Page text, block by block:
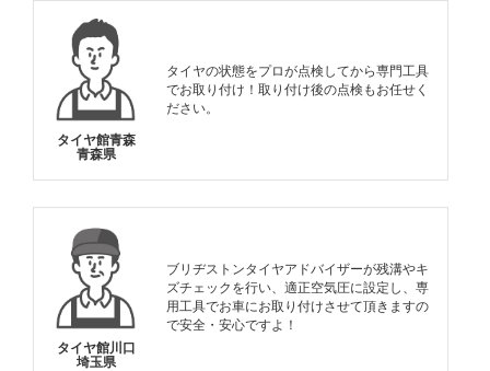
タイヤ館青森
青森県
タイヤの状態をプロが点検してから専門工具
でお取り付け！取り付け後の点検もお任せく
ださい。
タイヤ館川口
埼玉県
ブリヂストンタイヤアドバイザーが残溝やキ
ズチェックを行い、適正空気圧に設定し、専
用工具でお車にお取り付けさせて頂きますの
で安全・安心ですよ！